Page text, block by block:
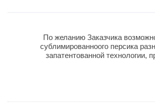
По желанию Заказчика
сублимированноого персика
запатентованной технологии,